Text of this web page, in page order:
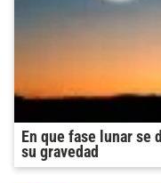
En que fase lunar se
su gravedad